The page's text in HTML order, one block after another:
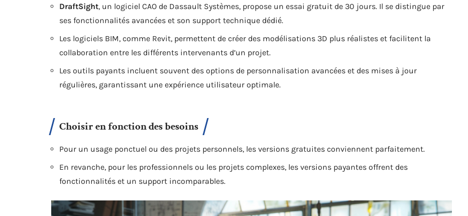
DraftSight, un logiciel CAO de Dassault Systèmes, propose un essai gratuit de 30 jours. Il se distingue par
ses fonctionnalités avancées et son support technique dédié.
Les logiciels BIM, comme Revit, permettent de créer des modélisations 3D plus réalistes et facilitent la
collaboration entre les différents intervenants d’un projet.
Les outils payants incluent souvent des options de personnalisation avancées et des mises à jour
régulières, garantissant une expérience utilisateur optimale.
Choisir en fonction des besoins
Pour un usage ponctuel ou des projets personnels, les versions gratuites conviennent parfaitement.
En revanche, pour les professionnels ou les projets complexes, les versions payantes offrent des
fonctionnalités et un support incomparables.